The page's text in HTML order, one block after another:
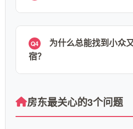
Q4
为什么总能找到小众
宿？
房东最关心的3个问题